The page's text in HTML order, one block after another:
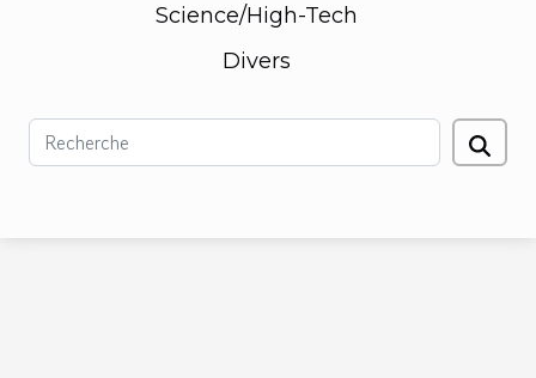
Science/High-Tech
Divers